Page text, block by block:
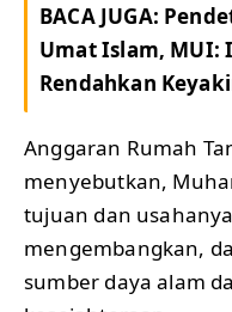
BACA JUGA:
Umat Islam, MUI:
Rendahkan
Anggaran Rumah
menyebutkan,
tujuan dan
mengembangkan,
sumber daya alam